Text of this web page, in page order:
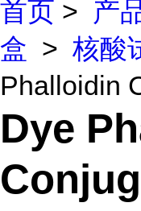
首页 > 产
盒 > 核酸
Phalloidin
Dye